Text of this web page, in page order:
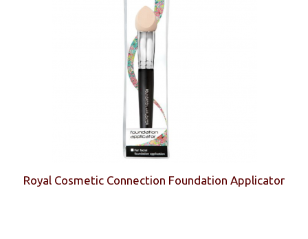
Royal Cosmetic Connection Foundation Applicator